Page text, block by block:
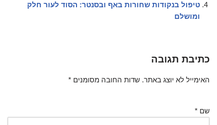
טיפול בנקודות שחורות באף ובסנטר: הסוד לעור חלק
ומושלם
כתיבת תגובה
האימייל לא יוצג באתר. שדות החובה מסומנים *
שם *